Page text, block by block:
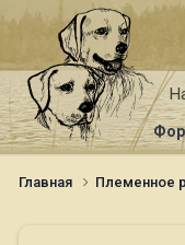
Главная Племенное